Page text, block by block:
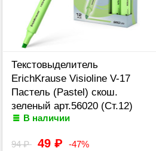
Текстовыделитель
ErichKrause Visioline V-17
Пастель (Pastel) скош.
зеленый арт.56020 (Ст.12)
В наличии
94₽ 49 ₽ -47%